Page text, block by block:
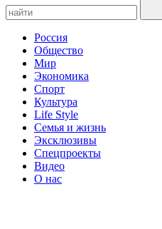
Россия
Общество
Мир
Экономика
Спорт
Культура
Life Style
Семья и жизнь
Эксклюзивы
Спецпроекты
Видео
О нас